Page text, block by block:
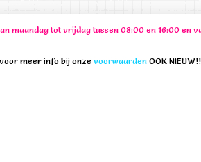
maandag tot vrijdag tussen 08:00 en 16:00 en
meer info bij onze voorwaarden OOK